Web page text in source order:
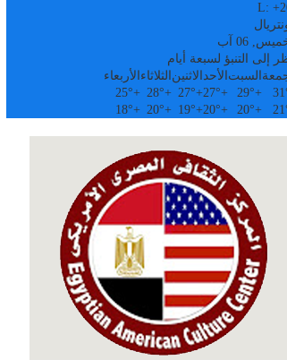
L: +
06 آب
إلى التنبؤ لسبعة أيام
السبت الأحد الاثنين الثلاثاء الأربعاء
+
29°
+
27°
+
27°
+
28°
+
25°
+
20°
+
20°
+
19°
+
20°
+
18°